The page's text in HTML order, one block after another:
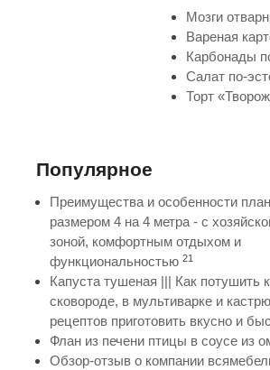
Мозги
Вареная
Карбонады
Салат по-
Торт
Популярное
Преимущества и особенности
размером 4 на 4 метра - с
зоной, комфортным отдыхом и
функциональностью 21
Капуста тушеная ||| Как потушить
сковороде, в мультиварке и
рецептов приготовить вкусно и
Флан из печени птицы в соусе из
Обзор-отзыв о компании